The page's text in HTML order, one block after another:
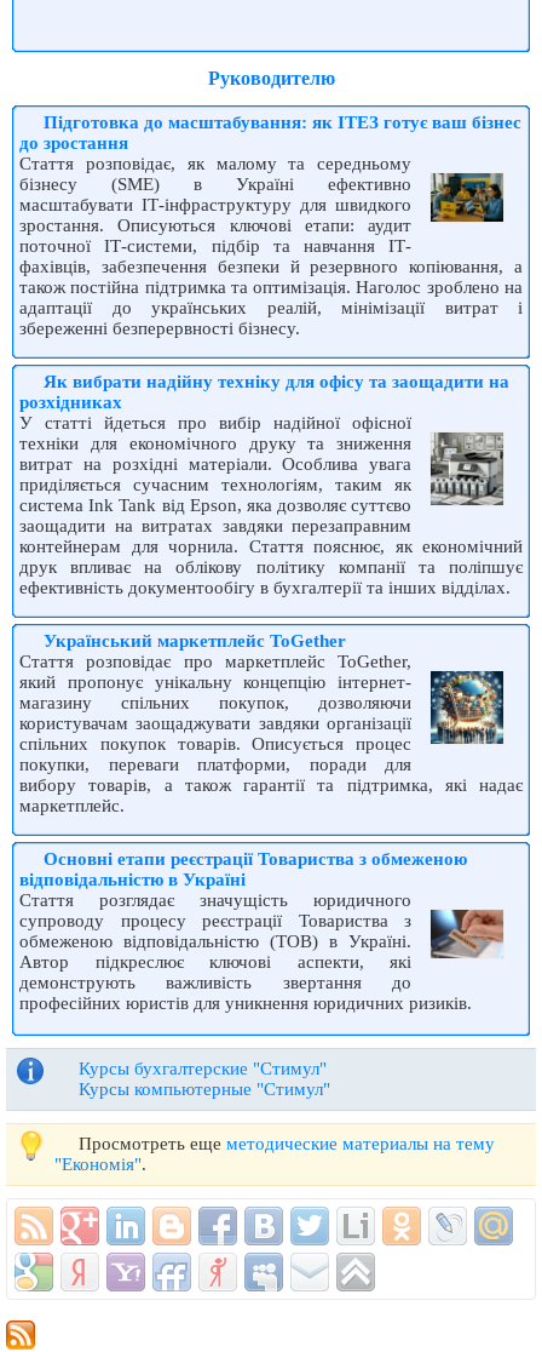
Руководителю
Підготовка до масштабування: як ІТЕЗ готує ваш бізнес
до зростання
Стаття розповідає, як малому та середньому
бізнесу (SME) в Україні ефективно
масштабувати ІТ-інфраструктуру для швидкого
зростання. Описуються ключові етапи: аудит
поточної ІТ-системи, підбір та навчання ІТ-
фахівців, забезпечення безпеки й резервного копіювання, а
також постійна підтримка та оптимізація. Наголос зроблено на
адаптації до українських реалій, мінімізації витрат і
збереженні безперервності бізнесу.
Як вибрати надійну техніку для офісу та заощадити на
розхідниках
У статті йдеться про вибір надійної офісної
техніки для економічного друку та зниження
витрат на розхідні матеріали. Особлива увага
приділяється сучасним технологіям, таким як
система Ink Tank від Epson, яка дозволяє суттєво
заощадити на витратах завдяки перезаправним
контейнерам для чорнила. Стаття пояснює, як економічний
друк впливає на облікову політику компанії та поліпшує
ефективність документообігу в бухгалтерії та інших відділах.
Український маркетплейс ToGether
Стаття розповідає про маркетплейс ToGether,
який пропонує унікальну концепцію інтернет-
магазину спільних покупок, дозволяючи
користувачам заощаджувати завдяки організації
спільних покупок товарів. Описується процес
покупки, переваги платформи, поради для
вибору товарів, а також гарантії та підтримка, які надає
маркетплейс.
Основні етапи реєстрації Товариства з обмеженою
відповідальністю в Україні
Стаття розглядає значущість юридичного
супроводу процесу реєстрації Товариства з
обмеженою відповідальністю (ТОВ) в Україні.
Автор підкреслює ключові аспекти, які
демонструють важливість звертання до
професійних юристів для уникнення юридичних ризиків.
Курсы бухгалтерские "Стимул"
Курсы компьютерные "Стимул"
Просмотреть еще методические материалы на тему
"Економія".